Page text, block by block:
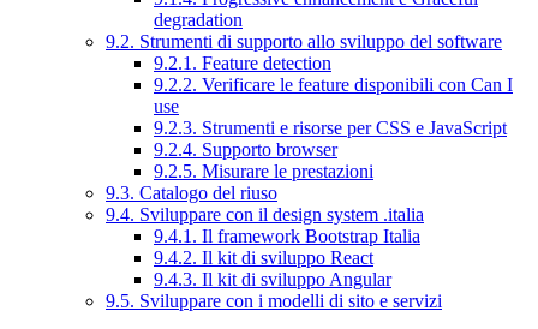
degradation
9.2. Strumenti di supporto allo sviluppo del software
9.2.1. Feature detection
9.2.2. Verificare le feature disponibili con Can I
use
9.2.3. Strumenti e risorse per CSS e JavaScript
9.2.4. Supporto browser
9.2.5. Misurare le prestazioni
9.3. Catalogo del riuso
9.4. Sviluppare con il design system .italia
9.4.1. Il framework Bootstrap Italia
9.4.2. Il kit di sviluppo React
9.4.3. Il kit di sviluppo Angular
9.5. Sviluppare con i modelli di sito e servizi